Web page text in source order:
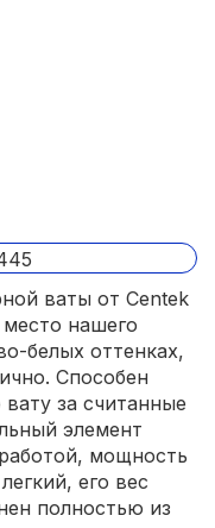
ваты;
ваты от Centek
нашего
белых оттенках,
Способен
за считанные
элемент
мощность
его вес
полностью из